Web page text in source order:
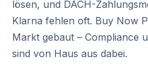
lösen, und DACH-
Klarna fehlen oft. Buy Now
Markt gebaut – Compliance
sind von Haus aus dabei.